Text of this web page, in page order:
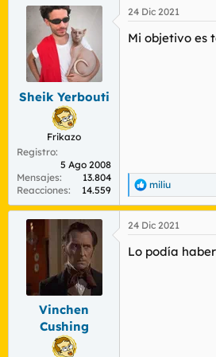
c
i
Sheik Yerbouti
Frikazo
Registro
5 Ago 2008
Mensajes
13.804
Reacciones
14.559
24 Dic 2021
Mi objetivo es
R
e
a
c
i
miliu
Vinchen
Cushing
24 Dic 2021
Lo podía